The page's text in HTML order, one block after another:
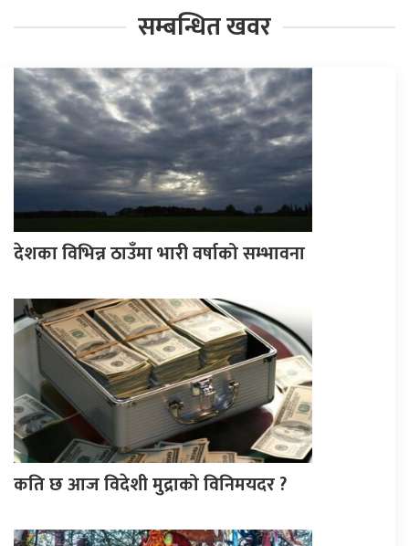
सम्बन्धित खवर
देशका विभिन्न ठाउँमा भारी वर्षाको सम्भावना
कति छ आज विदेशी मुद्राको विनिमयदर ?